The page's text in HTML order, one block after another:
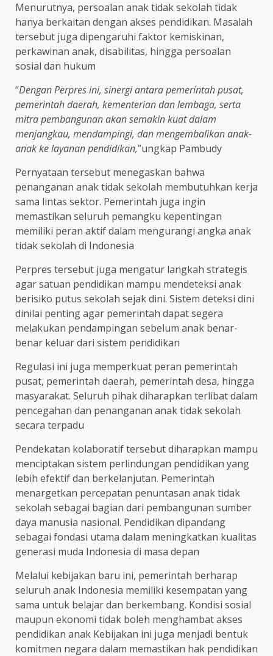
Menurutnya, persoalan anak tidak sekolah tidak
hanya berkaitan dengan akses pendidikan. Masalah
tersebut juga dipengaruhi faktor kemiskinan,
perkawinan anak, disabilitas, hingga persoalan
sosial dan hukum
“Dengan Perpres ini, sinergi antara pemerintah pusat,
pemerintah daerah, kementerian dan lembaga, serta
mitra pembangunan akan semakin kuat dalam
menjangkau, mendampingi, dan mengembalikan anak-
anak ke layanan pendidikan,”ungkap Pambudy
Pernyataan tersebut menegaskan bahwa
penanganan anak tidak sekolah membutuhkan kerja
sama lintas sektor. Pemerintah juga ingin
memastikan seluruh pemangku kepentingan
memiliki peran aktif dalam mengurangi angka anak
tidak sekolah di Indonesia
Perpres tersebut juga mengatur langkah strategis
agar satuan pendidikan mampu mendeteksi anak
berisiko putus sekolah sejak dini. Sistem deteksi dini
dinilai penting agar pemerintah dapat segera
melakukan pendampingan sebelum anak benar-
benar keluar dari sistem pendidikan
Regulasi ini juga memperkuat peran pemerintah
pusat, pemerintah daerah, pemerintah desa, hingga
masyarakat. Seluruh pihak diharapkan terlibat dalam
pencegahan dan penanganan anak tidak sekolah
secara terpadu
Pendekatan kolaboratif tersebut diharapkan mampu
menciptakan sistem perlindungan pendidikan yang
lebih efektif dan berkelanjutan. Pemerintah
menargetkan percepatan penuntasan anak tidak
sekolah sebagai bagian dari pembangunan sumber
daya manusia nasional. Pendidikan dipandang
sebagai fondasi utama dalam meningkatkan kualitas
generasi muda Indonesia di masa depan
Melalui kebijakan baru ini, pemerintah berharap
seluruh anak Indonesia memiliki kesempatan yang
sama untuk belajar dan berkembang. Kondisi sosial
maupun ekonomi tidak boleh menghambat akses
pendidikan anak Kebijakan ini juga menjadi bentuk
komitmen negara dalam memastikan hak pendidikan